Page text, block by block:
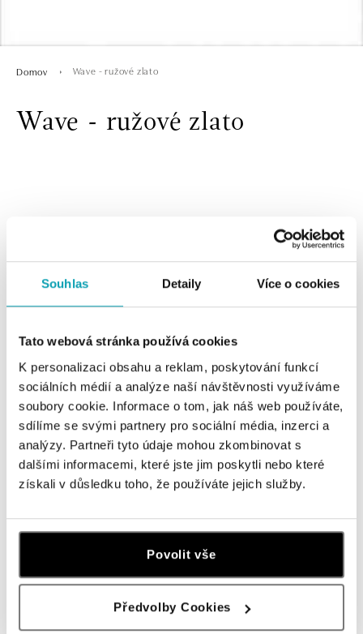
Souhlas Detaily Více o cookies
Tato webová stránka používá cookies
K personalizaci obsahu a reklam, poskytování funkcí
sociálních médií a analýze naší návštěvnosti využíváme
soubory cookie. Informace o tom, jak náš web používáte,
sdílíme se svými partnery pro sociální média, inzerci a
analýzy. Partneři tyto údaje mohou zkombinovat s
dalšími informacemi, které jste jim poskytli nebo které
získali v důsledku toho, že používáte jejich služby.
Povolit vše
Předvolby Cookies
Domov Wave - ružové zlato
Wave - ružové zlato
2 z 2 produktov FILTER
GELLNER
od 2 950 €
GELLNER
Wave
od 4 900 €